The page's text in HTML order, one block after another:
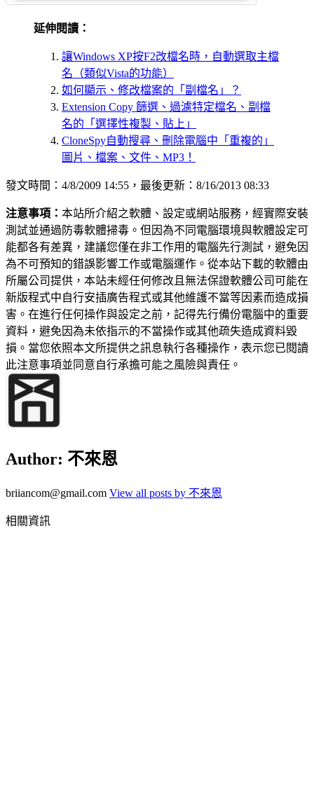
延伸閱讀：
讓Windows XP按F2改檔名時，自動選取主檔
名（類似Vista的功能）
如何顯示、修改檔案的「副檔名」？
Extension Copy 篩選、過濾特定檔名、副檔
名的「選擇性複製、貼上」
CloneSpy自動搜尋、刪除電腦中「重複的」
圖片、檔案、文件、MP3！
發文時間：4/8/2009 14:55，最後更新：8/16/2013 08:33
注意事項： 本站所介紹之軟體、設定或網站服務，經實際安裝
測試並通過防毒軟體掃毒。但因為不同電腦環境與軟體設定可
能都各有差異，建議您僅在非工作用的電腦先行測試，避免因
為不可預知的錯誤影響工作或電腦運作。從本站下載的軟體由
所屬公司提供，本站未經任何修改且無法保證軟體公司可能在
新版程式中自行安插廣告程式或其他維護不當等因素而造成損
害。在進行任何操作與設定之前，記得先行備份電腦中的重要
資料，避免因為未依指示的不當操作或其他疏失造成資料毀
損。當您依照本文所提供之訊息執行各種操作，表示您已閱讀
此注意事項並同意自行承擔可能之風險與責任。
Author: 不來恩
briiancom@gmail.com View all posts by 不來恩
相關資訊